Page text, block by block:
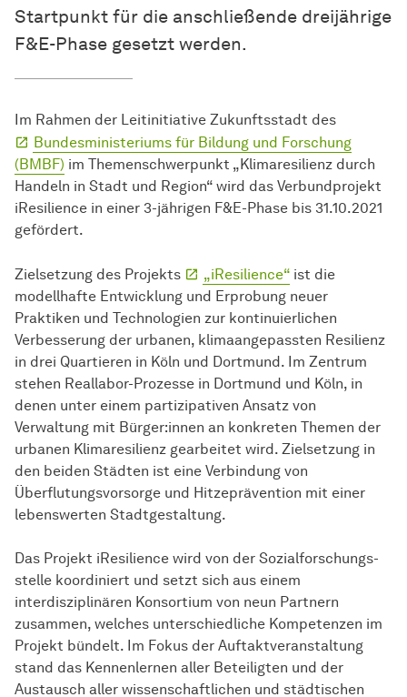
Startpunkt für die anschließende dreijährige
F&E-Phase gesetzt werden.
Im Rahmen der Leitinitiative Zukunftsstadt des
Bundesministeriums für Bildung und Forschung
(BMBF) im Themenschwerpunkt „Klimaresilienz durch
Handeln in Stadt und Region“ wird das Verbundprojekt
iResilience in einer 3-jährigen F&E-Phase bis 31.10.2021
gefördert.
Zielsetzung des Projekts „iResilience“ ist die
modellhafte Entwicklung und Erprobung neuer
Praktiken und Technologien zur kontinuierlichen
Verbesserung der urbanen, klimaangepassten Resilienz
in drei Quartieren in Köln und Dortmund. Im Zentrum
stehen Reallabor-Prozesse in Dortmund und Köln, in
denen unter einem partizipativen Ansatz von
Verwaltung mit Bürger:innen an konkreten Themen der
urbanen Klimaresilienz gearbeitet wird. Zielsetzung in
den beiden Städten ist eine Verbindung von
Überflutungsvorsorge und Hitzeprävention mit einer
lebenswerten Stadtgestaltung.
Das Projekt iResilience wird von der Sozial­forschungs­
stelle koordiniert und setzt sich aus einem
interdisziplinären Konsortium von neun Partnern
zusammen, welches unterschiedliche Kompetenzen im
Projekt bündelt. Im Fokus der Auftaktveranstaltung
stand das Kennenlernen aller Beteiligten und der
Austausch aller wissenschaftlichen und städtischen